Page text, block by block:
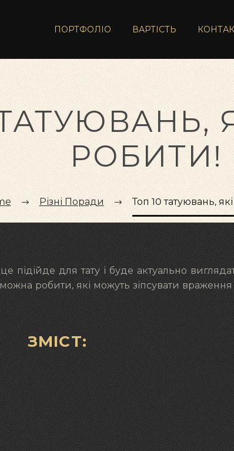
ПОРТФОЛІО ВАРТІСТЬ
РОБИТИ!
Різні Поради Топ 10 татуювань,
для тату і буде актуально
робити, які можуть зіпсувати враження
ЗМІСТ: